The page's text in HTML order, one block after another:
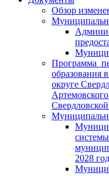
Обзор
Программа
образования
округе
2028